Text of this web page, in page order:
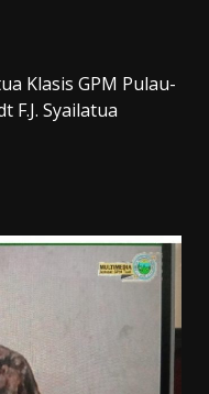
Klasis GPM Pulau-
F.J. Syailatua